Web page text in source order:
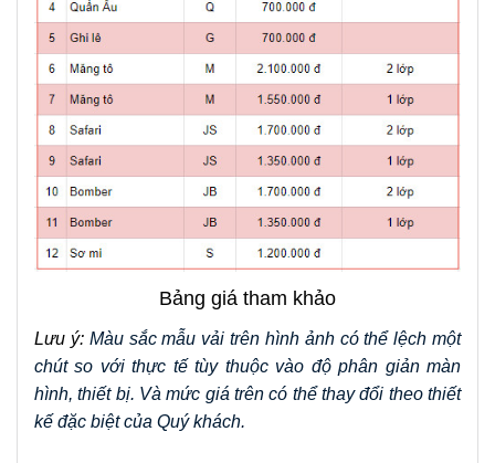
Bảng giá tham khảo
Lưu ý: Màu sắc mẫu vải trên hình ảnh có thể lệch một
chút so với thực tế tùy thuộc vào độ phân giản màn
hình, thiết bị. Và mức giá trên có thể thay đổi theo thiết
kế đặc biệt của Quý khách.